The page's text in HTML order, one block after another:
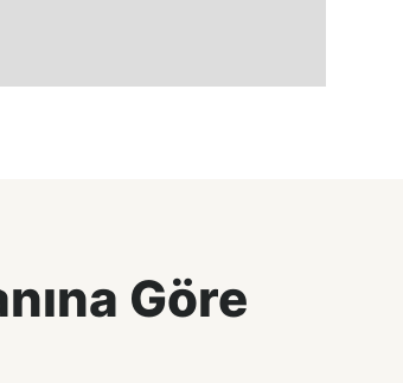
Göre